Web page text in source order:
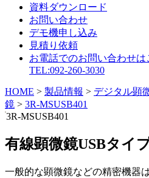
資料ダウンロード
お問い合わせ
デモ機申し込み
見積り依頼
お電話でのお問い合わせは
TEL:092-260-3030
HOME > 製品情報 > デジタル顕
鏡 > 3R-MSUSB401
3R-MSUSB401
有線顕微鏡USBタイプ
一般的な顕微鏡などの精密機器